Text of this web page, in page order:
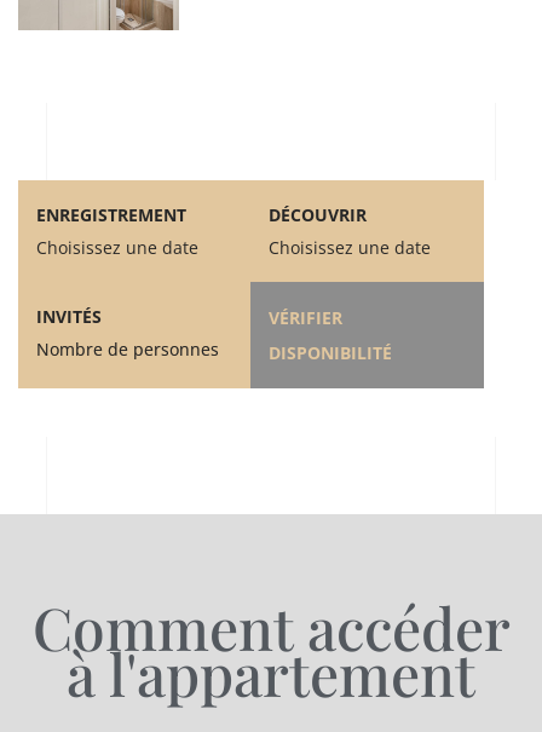
ENREGISTREMENT
Choisissez une date
DÉCOUVRIR
Choisissez une date
INVITÉS
Nombre de personnes
VÉRIFIER
DISPONIBILITÉ
Comment accéder
à l'appartement